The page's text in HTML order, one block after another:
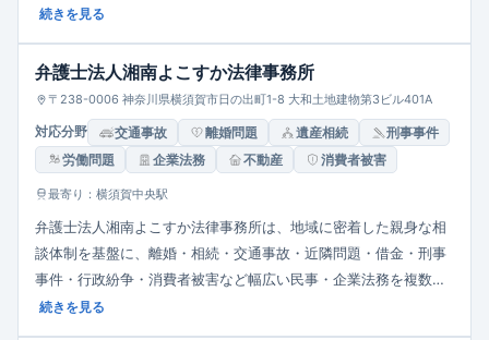
談（借金）制度、土日・時間外相談にも柔軟に応じ、女性依頼者
続きを見る
弁護士法人湘南よこすか法律事務所
〒238-0006 神奈川県横須賀市日の出町1-8 大和土地建物第3ビル401A
対応分野 交通事故 離婚問題 遺産相続
刑事事件
労働問題
企業法務 不動産 消費者被害
最寄り：横須賀中央駅
弁護士法人湘南よこすか法律事務所は、地域に密着した親身な相
談体制を基盤に、離婚・相続・交通事故・近隣問題・借金・刑事
事件・行政紛争・消費者被害など幅広い民事・企業法務を複数弁
護士で専門的に対応。女性弁護士対応・夜間休日相談・法テラス
続きを見る